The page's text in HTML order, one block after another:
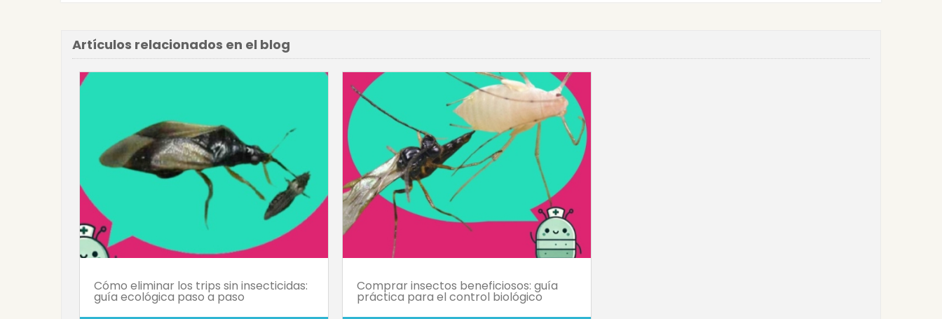
Artículos relacionados en el blog
Cómo eliminar los trips sin insecticidas:
guía ecológica paso a paso
Comprar insectos beneficiosos: guía
práctica para el control biológico